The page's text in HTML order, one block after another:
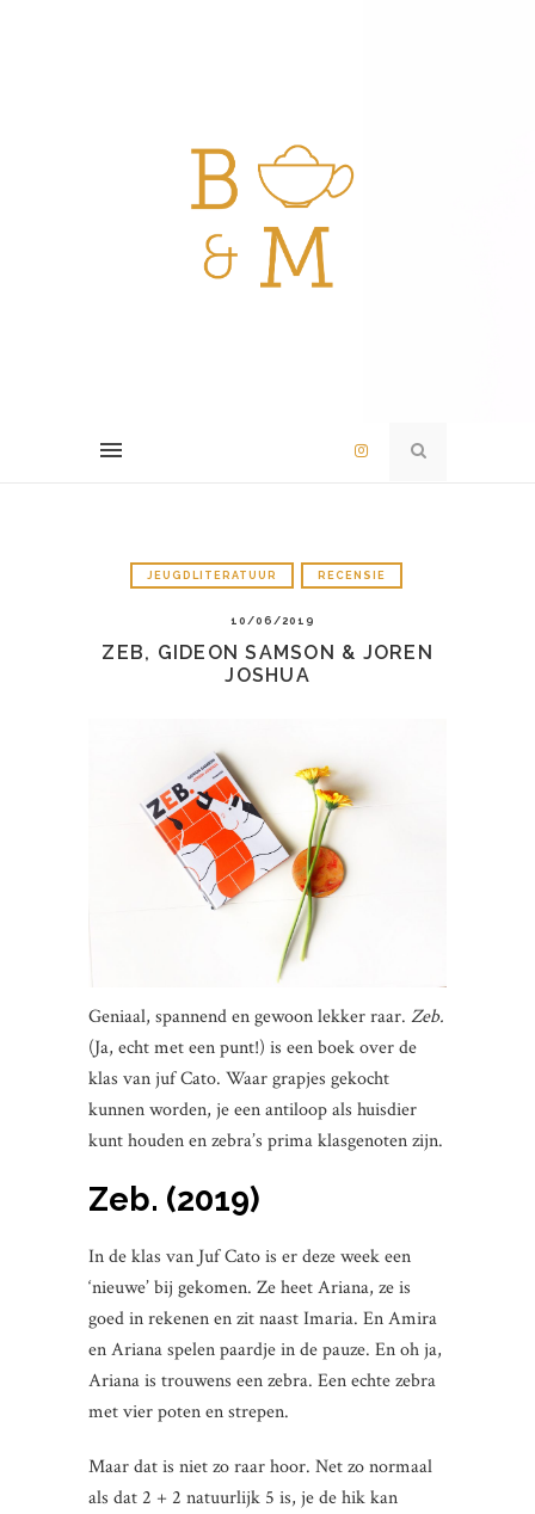
JEUGDLITERATUUR RECENSIE
10/06/2019
ZEB, GIDEON SAMSON & JOREN
JOSHUA
Geniaal, spannend en gewoon lekker raar. Zeb.
(Ja, echt met een punt!) is een boek over de
klas van juf Cato. Waar grapjes gekocht
kunnen worden, je een antiloop als huisdier
kunt houden en zebra’s prima klasgenoten zijn.
Zeb. (2019)
In de klas van Juf Cato is er deze week een
‘nieuwe’ bij gekomen. Ze heet Ariana, ze is
goed in rekenen en zit naast Imaria. En Amira
en Ariana spelen paardje in de pauze. En oh ja,
Ariana is trouwens een zebra. Een echte zebra
met vier poten en strepen.
Maar dat is niet zo raar hoor. Net zo normaal
als dat 2 + 2 natuurlijk 5 is, je de hik kan